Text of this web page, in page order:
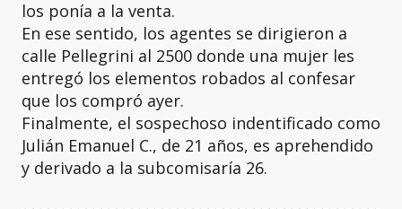
los ponía a la venta.
En ese sentido, los agentes se dirigieron a
calle Pellegrini al 2500 donde una mujer les
entregó los elementos robados al confesar
que los compró ayer.
Finalmente, el sospechoso indentificado como
Julián Emanuel C., de 21 años, es aprehendido
y derivado a la subcomisaría 26.